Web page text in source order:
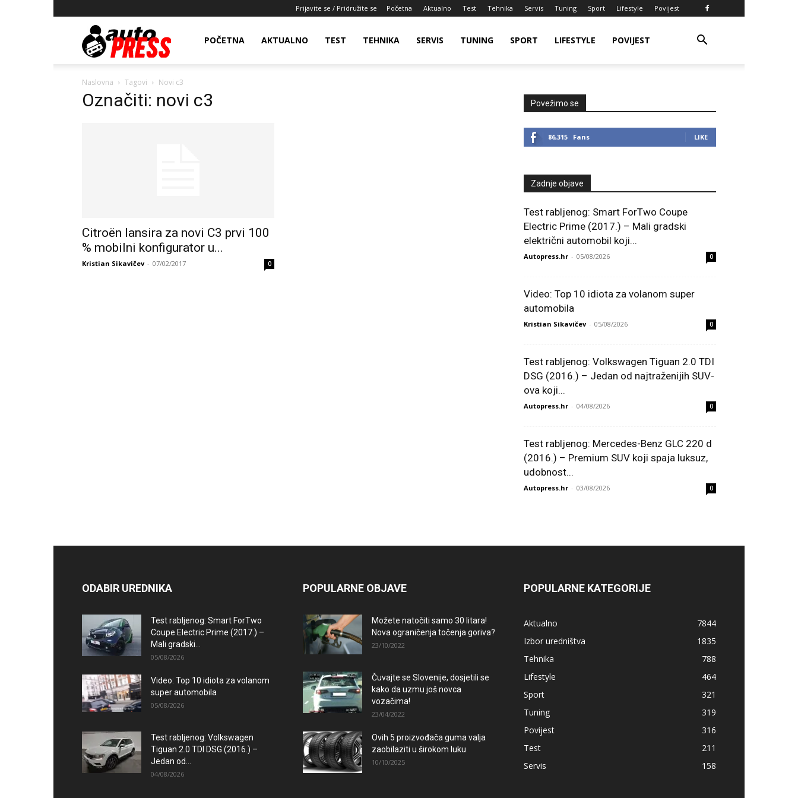
Prijavite se / Pridružite se Početna Aktualno Test Tehnika Servis Tuning Sport Lifestyle Povijest
AutopressHRPOČETNA AKTUALNO TEST TEHNIKA SERVIS TUNING SPORT LIFESTYLE POVIJEST
Naslovna Tagovi Novi c3
Označiti: novi c3
Citroën lansira za novi C3 prvi 100
% mobilni konfigurator u...
Kristian Sikavičev - 07/02/2017 0
Povežimo se
86,315 Fans LIKE
Zadnje objave
Test rabljenog: Smart ForTwo Coupe
Electric Prime (2017.) – Mali gradski
električni automobil koji...
Autopress.hr - 05/08/2026 0
Video: Top 10 idiota za volanom super
automobila
Kristian Sikavičev - 05/08/2026 0
Test rabljenog: Volkswagen Tiguan 2.0 TDI
DSG (2016.) – Jedan od najtraženijih SUV-
ova koji...
Autopress.hr - 04/08/2026 0
Test rabljenog: Mercedes-Benz GLC 220 d
(2016.) – Premium SUV koji spaja luksuz,
udobnost...
Autopress.hr - 03/08/2026 0
ODABIR UREDNIKA
Test rabljenog: Smart ForTwo
Coupe Electric Prime (2017.) –
Mali gradski...
05/08/2026
Video: Top 10 idiota za volanom
super automobila
05/08/2026
Test rabljenog: Volkswagen
Tiguan 2.0 TDI DSG (2016.) –
Jedan od...
04/08/2026
POPULARNE OBJAVE
Možete natočiti samo 30 litara!
Nova ograničenja točenja goriva?
23/10/2022
Čuvajte se Slovenije, dosjetili se
kako da uzmu još novca
vozačima!
23/04/2022
Ovih 5 proizvođača guma valja
zaobilaziti u širokom luku
10/10/2025
POPULARNE KATEGORIJE
Aktualno
7844
Izbor uredništva
1835
Tehnika
788
Lifestyle
464
Sport
321
Tuning
319
Povijest
316
Test
211
Servis
158